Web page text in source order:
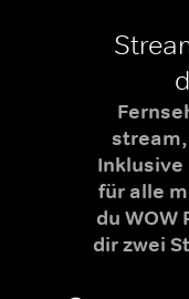
Inklusive
für alle
du WOW
dir zwei